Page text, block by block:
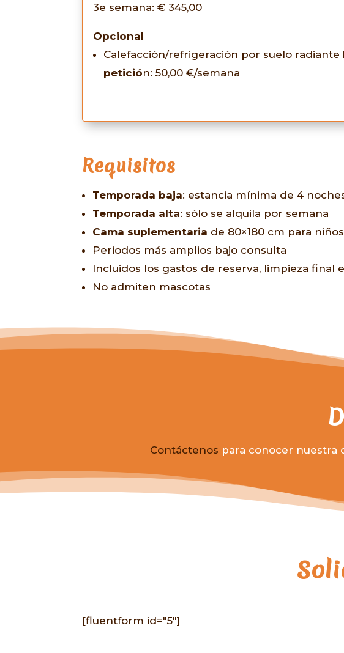
3e semana: € 345,00
Opcional
Calefacción/refrigeración por suelo radiante
petición: 50,00 €/semana
Requisitos
Temporada baja: estancia mínima de 4
Temporada alta: sólo se alquila por semana
Cama suplementaria de 80×180 cm para
Periodos más amplios bajo consulta
Incluidos los gastos de reserva, limpieza final
No admiten mascotas
Contáctenos para conocer nuestra
[fluentform id="5"]